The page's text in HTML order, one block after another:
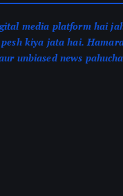
media platform hai
kiya jata hai.
unbiased news